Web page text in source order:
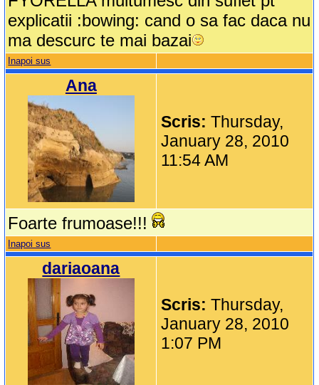
explicatii :bowing: cand o sa fac daca nu
ma descurc te mai bazai
Inapoi sus
Ana
Scris:Thursday,
January 28, 2010
11:54 AM
Foarte frumoase!!!
Inapoi sus
dariaoana
Scris:Thursday,
January 28, 2010
1:07 PM